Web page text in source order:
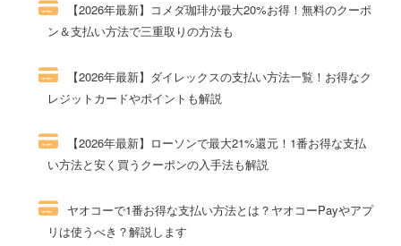
【2026年最新】コメダ珈琲が最大20%お得！無料のクーポ
ン＆支払い方法で三重取りの方法も
【2026年最新】ダイレックスの支払い方法一覧！お得なク
レジットカードやポイントも解説
【2026年最新】ローソンで最大21%還元！1番お得な支払
い方法と安く買うクーポンの入手法も解説
ヤオコーで1番お得な支払い方法とは？ヤオコーPayやアプ
リは使うべき？解説します